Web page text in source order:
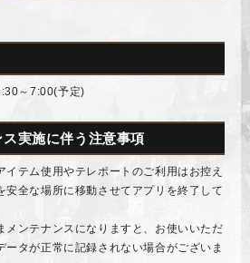
～7:00(予定)
実施に伴う注意事項
イテム使用やテレポートのご利用はお控え
安全な場所に移動させてアプリを終了して
メンテナンスになりますと、お使いいただ
ータが正常に記録されない場合がございま